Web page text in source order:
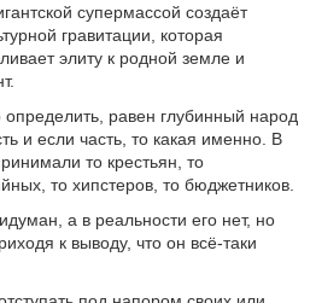
супермассой создаёт
гравитации, которая
элиту к родной земле и
определить, равен глубинный народ
и если часть, то какая именно. В
то крестьян, то
то хипстеров, то бюджетников.
а в реальности его нет, но
к выводу, что он всё-таки